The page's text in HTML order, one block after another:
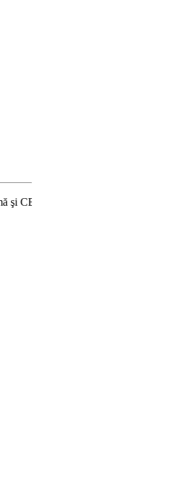
Handyside vs. UK (para 49),